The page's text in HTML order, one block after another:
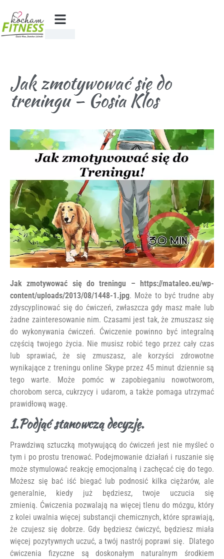
Jak zmotywować się do
treningu – Gosia Klos
Jak zmotywować się do treningu – https://mataleo.eu/wp-
content/uploads/2013/08/1448-1.jpg. Może to być trudne aby
zdyscyplinować się do ćwiczeń, zwłaszcza gdy masz małe lub
żadne zainteresowanie nim. Czasami jest tak, że zmuszasz się
do wykonywania ćwiczeń. Ćwiczenie powinno być integralną
częścią twojego życia. Nie musisz robić tego przez cały czas
lub sprawiać, że się zmuszasz, ale korzyści zdrowotne
wynikające z treningu online Skype przez 45 minut dziennie są
tego warte. Może pomóc w zapobieganiu nowotworom,
chorobom serca, cukrzycy i udarom, a także pomaga utrzymać
prawidłową wagę.
1.Podjąć stanowczą decyzję.
Prawdziwą sztuczką motywującą do ćwiczeń jest nie myśleć o
tym i po prostu trenować. Podejmowanie działań i ruszanie się
może stymulować reakcję emocjonalną i zachęcać cię do tego.
Możesz się bać iść biegać lub podnosić kilka ciężarów, ale
generalnie, kiedy już będziesz, twoje uczucia się
zmienią. Ćwiczenia pozwalają na więcej tlenu do mózgu, który
z kolei uwalnia więcej substancji chemicznych, które sprawiają,
że czujesz się dobrze. Gdy będziesz ćwiczyć, będziesz miała
więcej pozytywnych uczuć, a twój nastrój poprawi się. Dlatego
ćwiczenia fizyczne są doskonałym naturalnym środkiem